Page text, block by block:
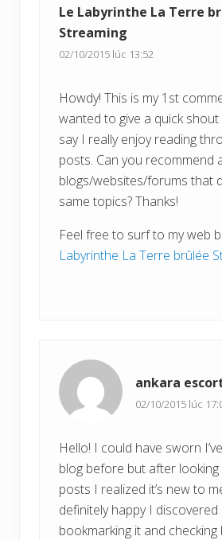
Le Labyrinthe La Terre
Streaming
02/10/2015 lúc 13:52
Howdy! This is my 1st
wanted to give a quick
say I really enjoy reading
posts. Can you recommend
blogs/websites/forums that
same topics? Thanks!
Feel free to surf to my web
Labyrinthe La Terre brûlée
ankara
02/10/2015 lúc
Hello! I could have sworn
blog before but after
posts I realized it’s new to
definitely happy I discovered
bookmarking it and checking